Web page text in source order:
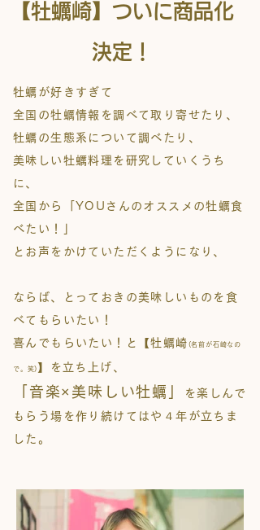
​【牡蠣崎】ついに商品化
決定！
牡蠣が好きすぎて
全国の牡蠣情報を調べて取り寄せたり、
牡蠣の生態系について調べたり、
美味しい牡蠣料理を研究していくうち
に、
全国から「YOUさんのオススメの牡蠣食
べたい！」
とお声をかけていただくようになり、
ならば、とっておきの美味しいものを食
べてもらいたい！
喜んでもらいたい！と【牡蠣崎 (名前が石崎なの
で。笑) 】を立ち上げ、
「音楽×美味しい牡蠣」
を楽しんで
もらう場を作り続けて はや４年が立ちま
した。